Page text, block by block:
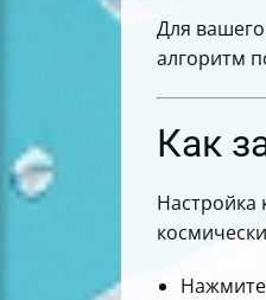
Для
алгоритм
Как
Настройка
Нажмите